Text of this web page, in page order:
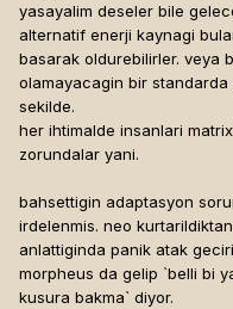
yasayalim deseler bile
alternatif enerji kaynagi
basarak oldurebilirler. veya
olamayacagin bir
sekilde.
her ihtimalde insanlari
zorundalar yani.
bahsettigin adaptasyon
irdelenmis. neo
anlattiginda panik atak
morpheus da gelip `belli bi
kusura bakma` diyor.